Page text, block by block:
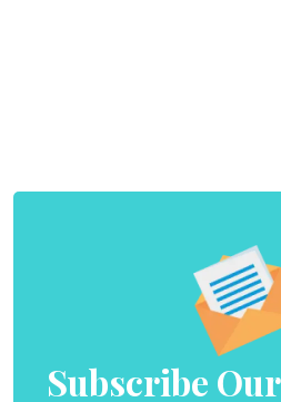
Subscribe Our